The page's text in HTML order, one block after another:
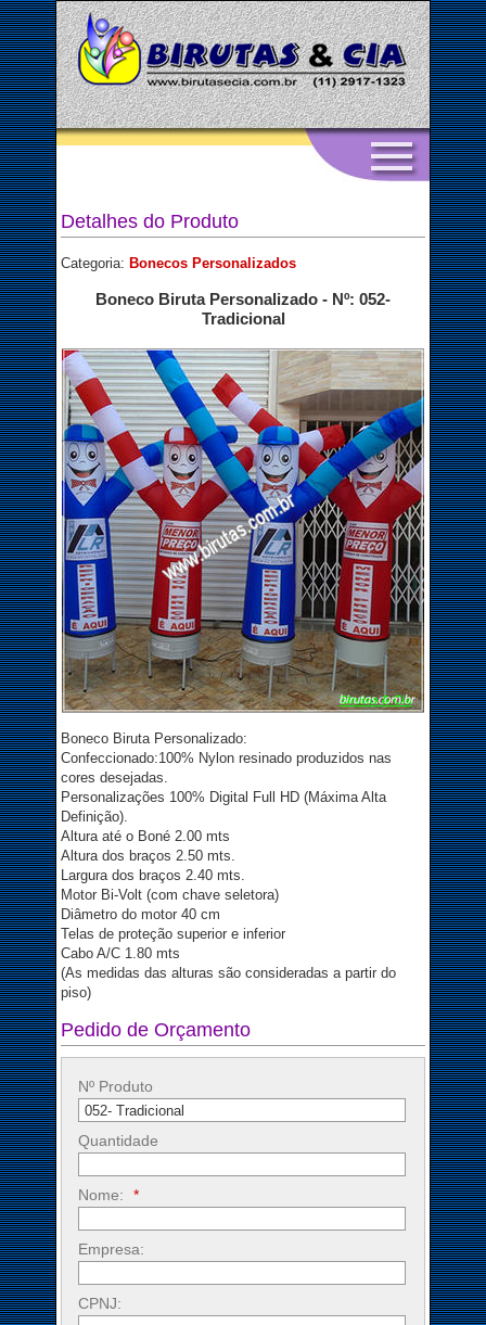
Detalhes do Produto
Categoria: Bonecos Personalizados
Boneco Biruta Personalizado - Nº: 052-
Tradicional
Boneco Biruta Personalizado:
Confeccionado:100% Nylon resinado produzidos nas
cores desejadas.
Personalizações 100% Digital Full HD (Máxima Alta
Definição).
Altura até o Boné 2.00 mts
Altura dos braços 2.50 mts.
Largura dos braços 2.40 mts.
Motor Bi-Volt (com chave seletora)
Diâmetro do motor 40 cm
Telas de proteção superior e inferior
Cabo A/C 1.80 mts
(As medidas das alturas são consideradas a partir do
piso)
Pedido de Orçamento
Nº Produto
Quantidade
Nome: *
Empresa:
CPNJ: